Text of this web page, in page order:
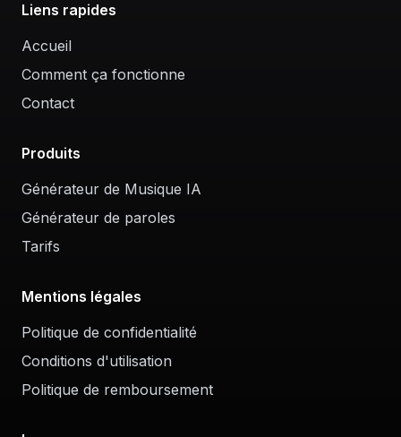
Liens rapides
Accueil
Comment ça fonctionne
Contact
Produits
Générateur de Musique IA
Générateur de paroles
Tarifs
Mentions légales
Politique de confidentialité
Conditions d'utilisation
Politique de remboursement